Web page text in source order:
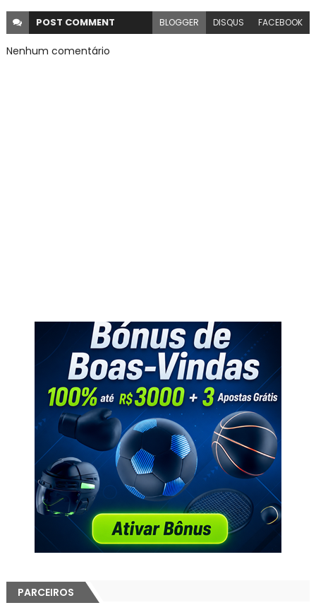
POST COMMENT BLOGGER DISQUS FACEBOOK
Nenhum comentário
PARCEIROS